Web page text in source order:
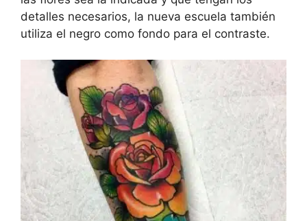
detalles necesarios, la nueva escuela también
utiliza el negro como fondo para el contraste.